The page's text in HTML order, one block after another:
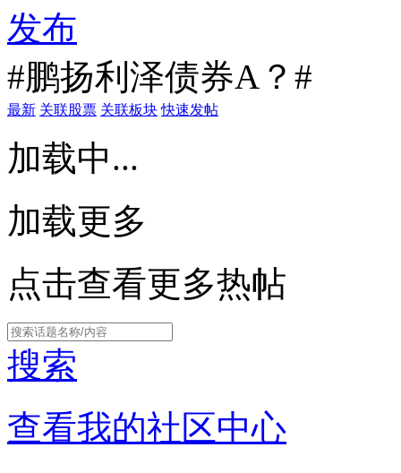
发布
#鹏扬利泽债券A？#
最新 关联股票 关联板块 快速发帖
加载中...
加载更多
点击查看更多热帖
搜索
查看我的社区中心